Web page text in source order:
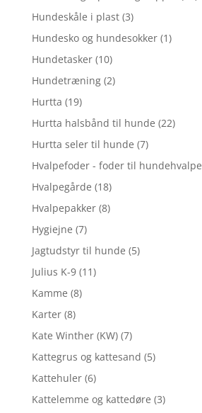
Hundeskåle i plast (3)
Hundesko og hundesokker (1)
Hundetasker (10)
Hundetræning (2)
Hurtta (19)
Hurtta halsbånd til hunde (22)
Hurtta seler til hunde (7)
Hvalpefoder - foder til hundehvalpe
Hvalpegårde (18)
Hvalpepakker (8)
Hygiejne (7)
Jagtudstyr til hunde (5)
Julius K-9 (11)
Kamme (8)
Karter (8)
Kate Winther (KW) (7)
Kattegrus og kattesand (5)
Kattehuler (6)
Kattelemme og kattedøre (3)